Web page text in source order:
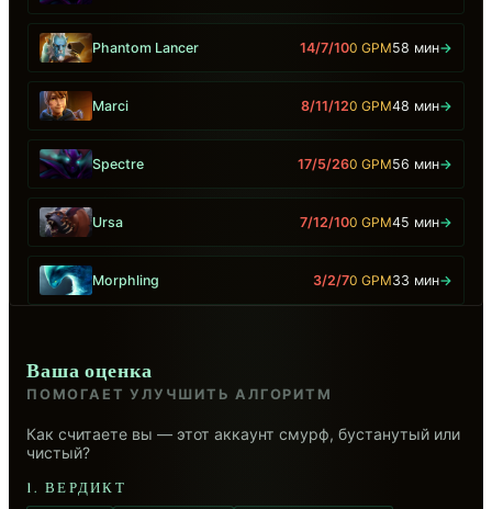
Phantom Lancer 14/7/100 GPM58 мин→
Marci 8/11/120 GPM48 мин→
Spectre 17/5/260 GPM56 мин→
Ursa 7/12/100 GPM45 мин→
Morphling 3/2/70 GPM33 мин→
Ваша оценка
ПОМОГАЕТ УЛУЧШИТЬ АЛГОРИТМ
Как считаете вы — этот аккаунт смурф, бустанутый или
чистый?
1. ВЕРДИКТ